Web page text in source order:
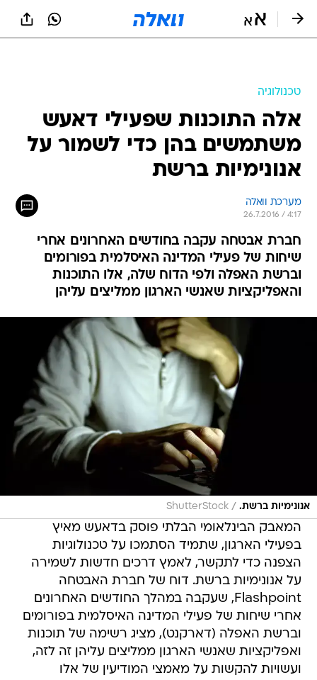
טכנולוגיה
אלה התוכנות שפעילי דאעש
משתמשים בהן כדי לשמור על
אנונימיות ברשת
מערכת וואלה
26.7.2016 / 4:17
חברת אבטחה עקבה בחודשים האחרונים אחרי
שיחות של פעילי המדינה האיסלמית בפורומים
וברשת האפלה ולפי הדוח שלה, אלו התוכנות
והאפליקציות שאנשי הארגון ממליצים עליהן
אנונימיות ברשת. /
ShutterStock
המאבק הבינלאומי הבלתי פוסק בדאעש מאיץ
בפעילי הארגון, שתמיד הסתמכו על טכנולוגיות
הצפנה כדי לתקשר, לאמץ דרכים חדשות לשמירה
על אנונימיות ברשת. דוח של חברת האבטחה
Flashpoint, שעקבה במהלך החודשים האחרונים
אחרי שיחות של פעילי המדינה האיסלמית בפורומים
וברשת האפלה (דארקנט), מציג רשימה של תוכנות
ואפליקציות שאנשי הארגון ממליצים עליהן זה לזה,
ועשויות להקשות על מאמצי המודיעין של אלו